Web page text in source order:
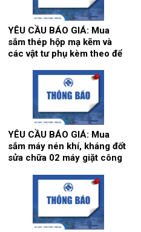
YÊU CẦU BÁO GIÁ: Mua
sắm thép hộp mạ kẽm và
các vật tư phụ kèm theo để
làm vách, cửa, điều hòa
thông gió phục vụ hoạt động
theo yêu cầu tại Bệnh viện.
YÊU CẦU BÁO GIÁ: Mua
sắm máy nén khí, kháng đốt
sửa chữa 02 máy giặt công
Hãng sx: Shanghai
Qingsheng Washing
Equipment CO., Ltd. tại khoa
Kiểm soát nhiễm khuẩn.